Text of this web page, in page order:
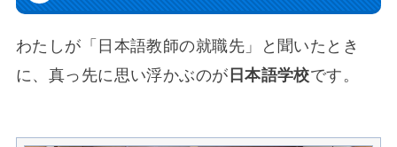
わたしが「日本語教師の就職先」と聞いたとき
に、真っ先に思い浮かぶのが 日本語学校です。